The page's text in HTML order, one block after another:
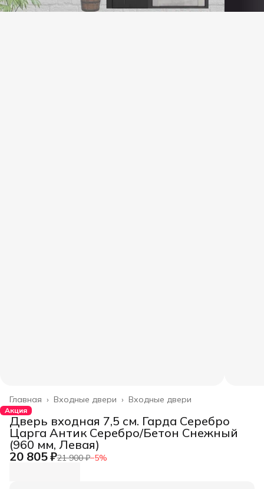
Входные двери
Входные двери ›
Главная ›
Акция
Дверь входная 7,5 см. Гарда Серебро
Царга Антик Серебро/Бетон Снежный
(960 мм, Левая)
20 805 ₽21 900 ₽−5%